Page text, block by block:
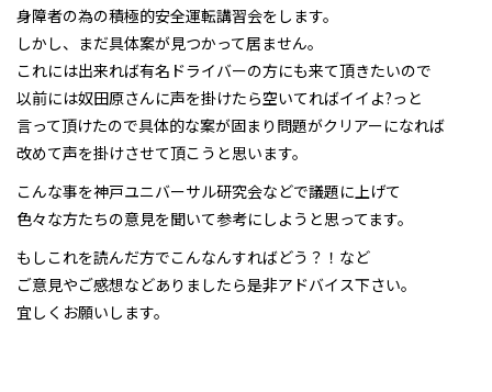
身障者の為の積極的安全運転講習会をします。
しかし、まだ具体案が見つかって居ません。
これには出来れば有名ドライバーの方にも来て頂きたいので
以前には奴田原さんに声を掛けたら空いてればイイよ?っと
言って頂けたので具体的な案が固まり問題がクリアーになれば
改めて声を掛けさせて頂こうと思います。
こんな事を神戸ユニバーサル研究会などで議題に上げて
色々な方たちの意見を聞いて参考にしようと思ってます。
もしこれを読んだ方でこんなんすればどう？！など
ご意見やご感想などありましたら是非アドバイス下さい。
宜しくお願いします。